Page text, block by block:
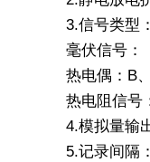
3.信号类型
毫伏信号：
热电偶： B
热电阻信号
4.模拟量输
5.记录间隔